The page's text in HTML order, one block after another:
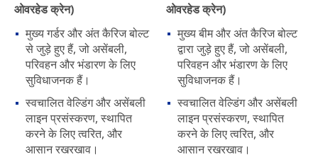
ओवरहेड क्रेन)
मुख्य गर्डर और अंत कैरिज बोल्ट
से जुड़े हुए हैं, जो असेंबली,
परिवहन और भंडारण के लिए
सुविधाजनक हैं।
स्वचालित वेल्डिंग और असेंबली
लाइन प्रसंस्करण, स्थापित
करने के लिए त्वरित, और
आसान रखरखाव।
ओवरहेड क्रेन)
मुख्य बीम और अंत कैरिज बोल्ट
द्वारा जुड़े हुए हैं, जो असेंबली,
परिवहन और भंडारण के लिए
सुविधाजनक हैं।
स्वचालित वेल्डिंग और असेंबली
लाइन प्रसंस्करण, स्थापित
करने के लिए त्वरित, और
आसान रखरखाव।